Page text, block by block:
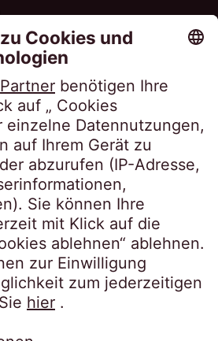
Folgen Sie uns auf